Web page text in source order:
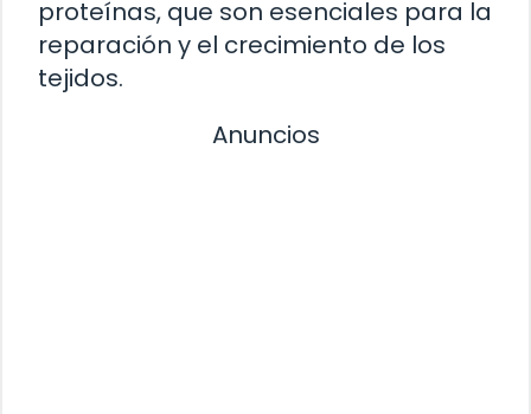
proteínas, que son esenciales para la
reparación y el crecimiento de los
tejidos.
Anuncios